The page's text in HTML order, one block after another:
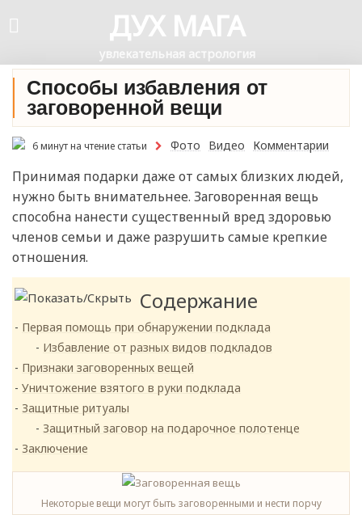
ДУХ МАГА
увлекательная астрология
Способы избавления от
заговоренной вещи
6 минут на чтение статьи Фото Видео Комментарии
Принимая подарки даже от самых близких людей,
нужно быть внимательнее. Заговоренная вещь
способна нанести существенный вред здоровью
членов семьи и даже разрушить самые крепкие
отношения.
Содержание
Первая помощь при обнаружении подклада
Избавление от разных видов подкладов
Признаки заговоренных вещей
Уничтожение взятого в руки подклада
Защитные ритуалы
Защитный заговор на подарочное полотенце
Заключение
Некоторые вещи могут быть заговоренными и нести порчу